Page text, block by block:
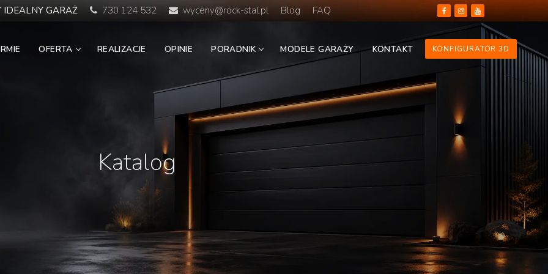
IDEALNY GARAŻ 730 124 532 wyceny@rock-stal.pl Blog FAQ
OFERTA REALIZACJE OPINIE PORADNIK MODELE GARAŻY KONTAKT KONFIGURATOR 3D
Katalog